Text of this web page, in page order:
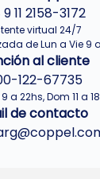
11 2158-3172
virtual 24/7
de Lun a Vie 9
al cliente
122-67735
a 22hs, Dom 11 a
de contacto